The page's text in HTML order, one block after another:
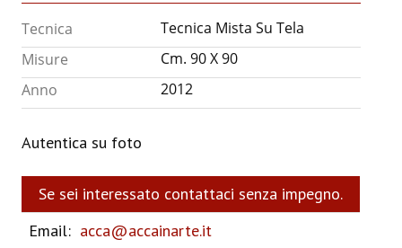
Tecnica
Tecnica Mista Su Tela
Misure
Cm. 90 X 90
Anno
2012
Autentica su foto
Se sei interessato contattaci senza impegno.
Email: acca@accainarte.it